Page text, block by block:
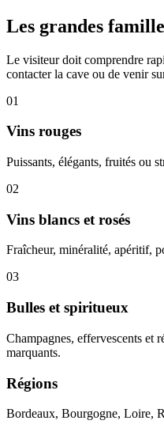
Les grandes
Le visiteur doit comprendre
contacter la cave ou de venir
01
Vins rouges
Puissants, élégants, fruités ou
02
Vins blancs et rosés
Fraîcheur, minéralité, apéritif,
03
Bulles et spiritueux
Champagnes, effervescents et
marquants.
Régions
Bordeaux, Bourgogne, Loire,